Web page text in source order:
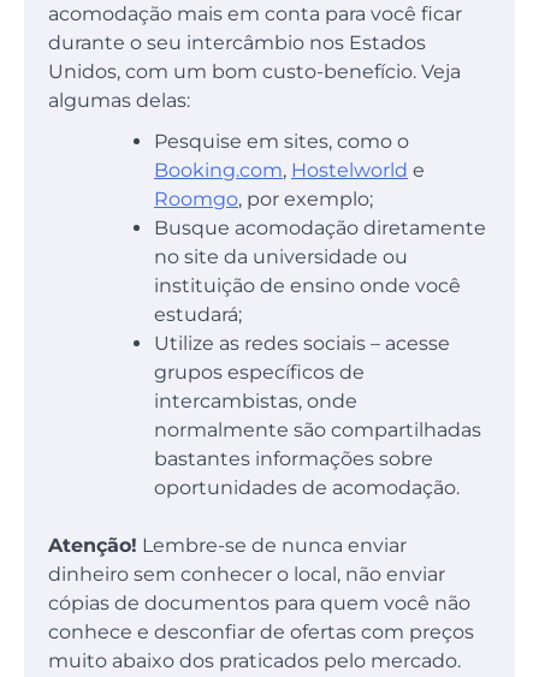
acomodação mais em conta para você ficar
durante o seu intercâmbio nos Estados
Unidos, com um bom custo-benefício. Veja
algumas delas:
Pesquise em sites, como o
Booking.com, Hostelworld e
Roomgo, por exemplo;
Busque acomodação diretamente
no site da universidade ou
instituição de ensino onde você
estudará;
Utilize as redes sociais – acesse
grupos específicos de
intercambistas, onde
normalmente são compartilhadas
bastantes informações sobre
oportunidades de acomodação.
Atenção! Lembre-se de nunca enviar
dinheiro sem conhecer o local, não enviar
cópias de documentos para quem você não
conhece e desconfiar de ofertas com preços
muito abaixo dos praticados pelo mercado.